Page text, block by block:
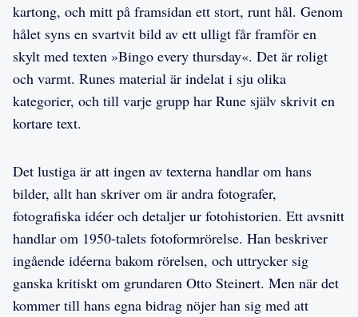
kartong, och mitt på framsidan ett stort, runt hål. Genom
hålet syns en svartvit bild av ett ulligt får framför en
skylt med texten »Bingo every thursday«. Det är roligt
och varmt. Runes material är indelat i sju olika
kategorier, och till varje grupp har Rune själv skrivit en
kortare text.
Det lustiga är att ingen av texterna handlar om hans
bilder, allt han skriver om är andra fotografer,
fotografiska idéer och detaljer ur fotohistorien. Ett avsnitt
handlar om 1950-talets fotoformrörelse. Han beskriver
ingående idéerna bakom rörelsen, och uttrycker sig
ganska kritiskt om grundaren Otto Steinert. Men när det
kommer till hans egna bidrag nöjer han sig med att